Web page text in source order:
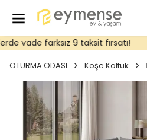
vade farksız 9 taksit fırsatı!
OTURMA ODASI Köşe Koltuk